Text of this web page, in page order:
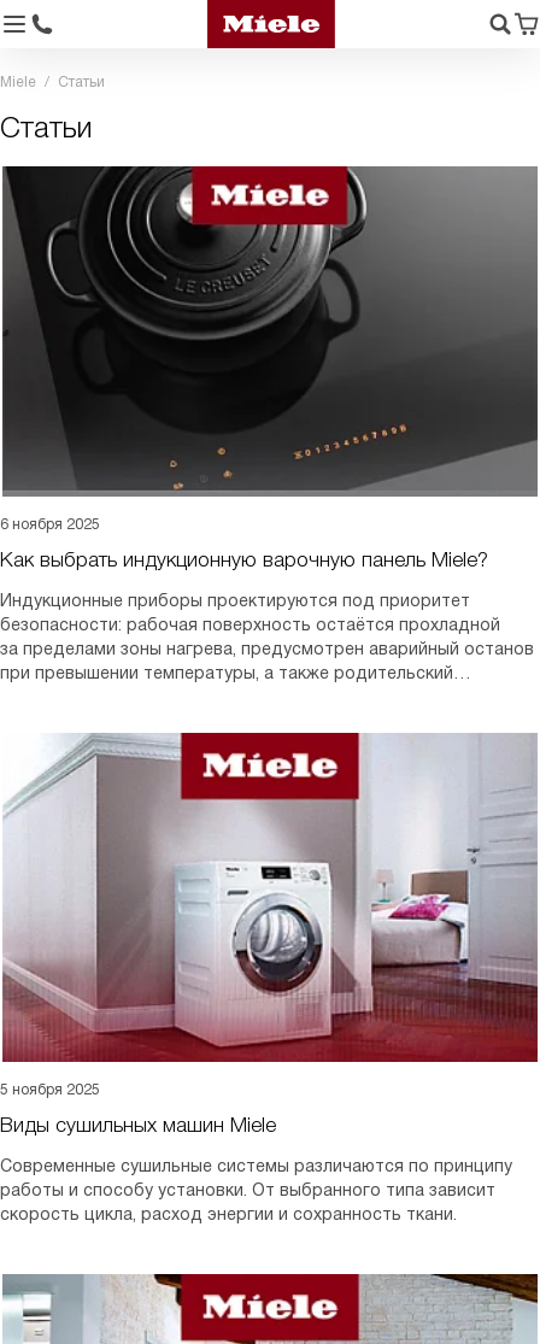
Miele Статьи
Статьи
6 ноября 2025
Как выбрать индукционную варочную панель Miele?
Индукционные приборы проектируются под приоритет
безопасности: рабочая поверхность остаётся прохладной
за пределами зоны нагрева, предусмотрен аварийный останов
при превышении температуры, а также родительский
5 ноября 2025
Виды сушильных машин Miele
Современные сушильные системы различаются по принципу
работы и способу установки. От выбранного типа зависит
скорость цикла, расход энергии и сохранность ткани.